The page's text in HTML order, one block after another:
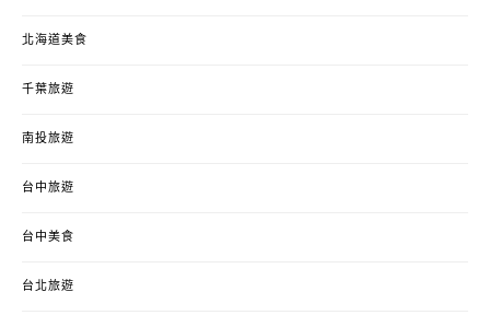
北海道美食
千葉旅遊
南投旅遊
台中旅遊
台中美食
台北旅遊